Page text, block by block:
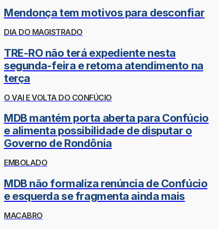
Mendonça tem motivos para desconfiar
DIA DO MAGISTRADO
TRE-RO não terá expediente nesta
segunda-feira e retoma atendimento na
terça
O VAI E VOLTA DO CONFÚCIO
MDB mantém porta aberta para Confúcio
e alimenta possibilidade de disputar o
Governo de Rondônia
EMBOLADO
MDB não formaliza renúncia de Confúcio
e esquerda se fragmenta ainda mais
MACABRO